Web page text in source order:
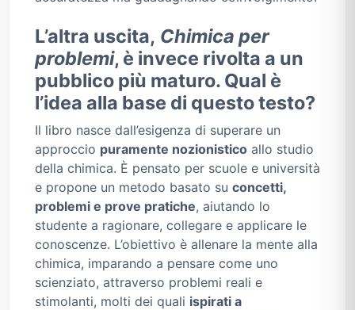
L’altra uscita, Chimica per
problemi, è invece rivolta a un
pubblico più maturo. Qual è
l’idea alla base di questo testo?
Il libro nasce dall’esigenza di superare un
approccio puramente nozionistico allo studio
della chimica. È pensato per scuole e università
e propone un metodo basato su concetti,
problemi e prove pratiche, aiutando lo
studente a ragionare, collegare e applicare le
conoscenze. L’obiettivo è allenare la mente alla
chimica, imparando a pensare come uno
scienziato, attraverso problemi reali e
stimolanti, molti dei quali ispirati a